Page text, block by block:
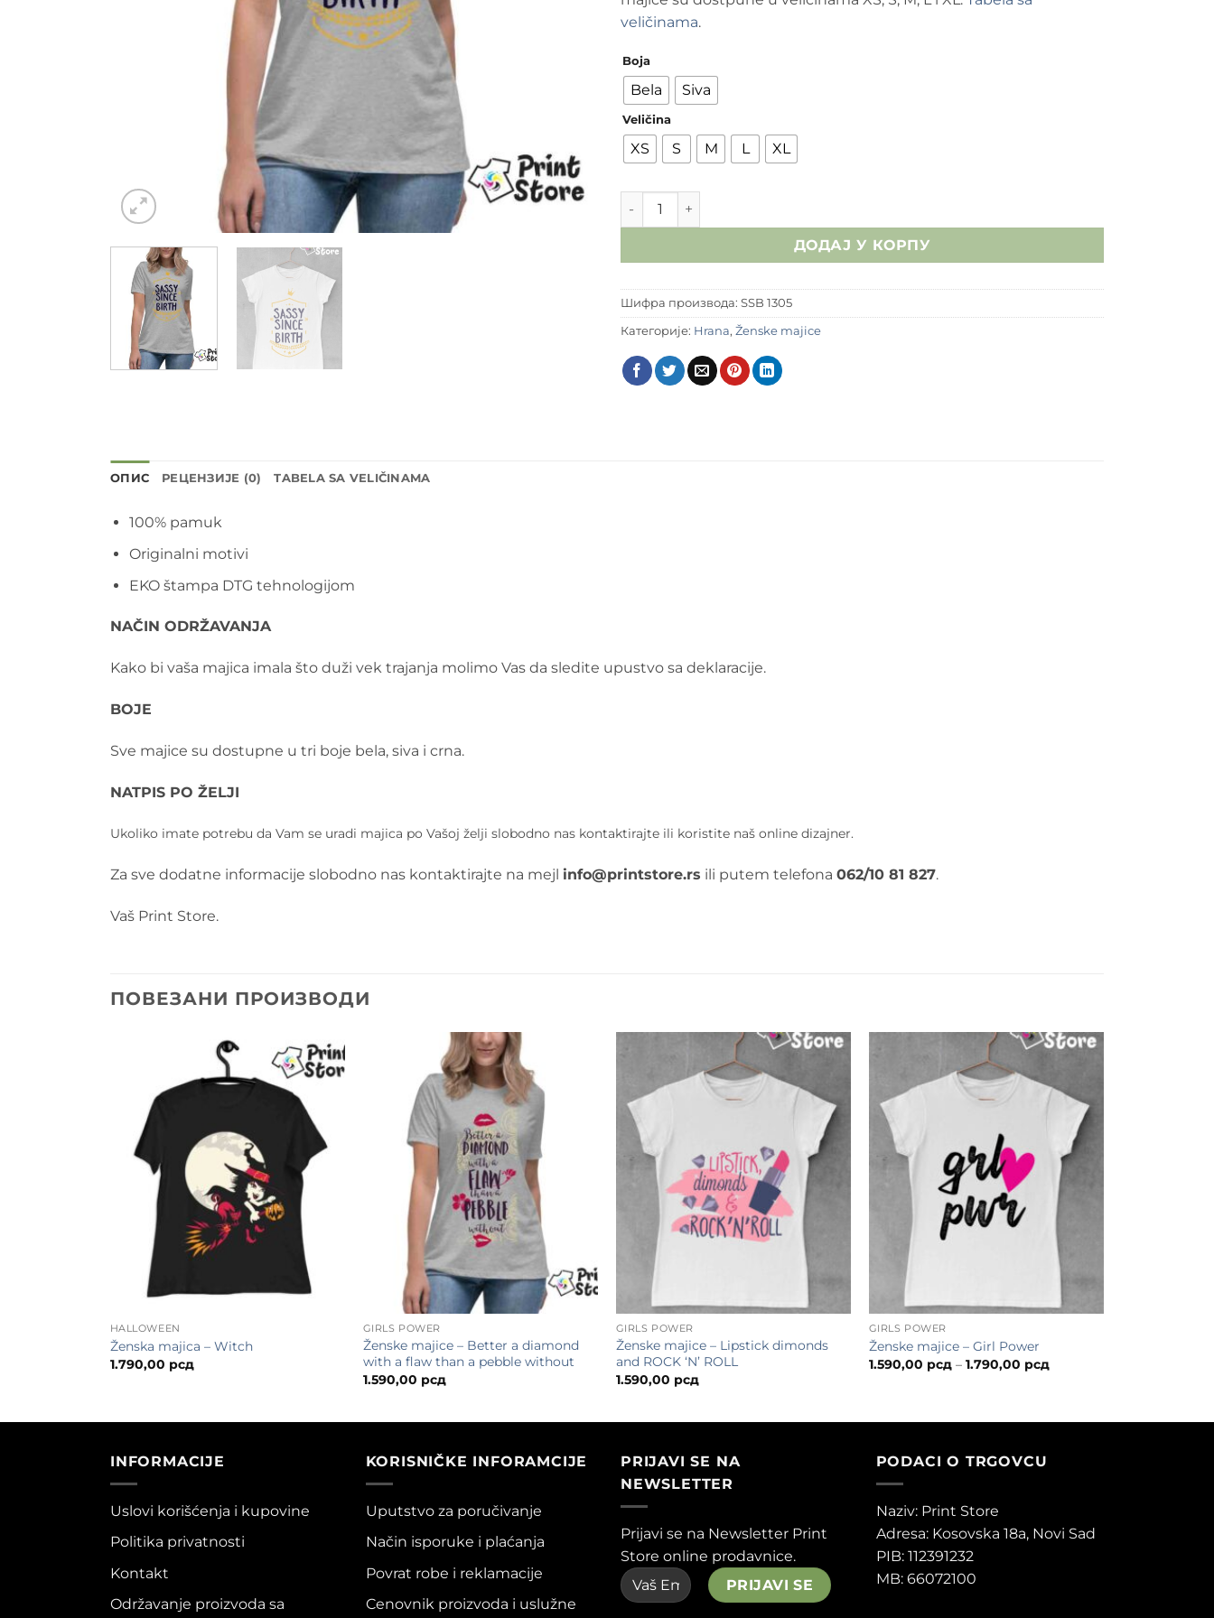
veličinama.
Boja
Bela Siva
Veličina
XS S M L XL
Ženske majice - Sassy Since Bird количина
ДОДАЈ У КОРПУ
Шифра производа: SSB 1305
Категорије: Hrana, Ženske majice
ОПИС РЕЦЕНЗИЈЕ (0) TABELA SA VELIČINAMA
100% pamuk
Originalni motivi
EKO štampa DTG tehnologijom
NAČIN ODRŽAVANJA
Kako bi vaša majica imala što duži vek trajanja molimo Vas da sledite upustvo sa deklaracije.
BOJE
Sve majice su dostupne u tri boje bela, siva i crna.
NATPIS PO ŽELJI
Ukoliko imate potrebu da Vam se uradi majica po Vašoj želji slobodno nas kontaktirajte ili koristite naš online dizajner.
Za sve dodatne informacije slobodno nas kontaktirajte na mejl info@printstore.rs ili putem telefona 062/10 81 827.
Vaš Print Store.
ПОВЕЗАНИ ПРОИЗВОДИ
HALLOWEEN
Ženska majica – Witch
1.790,00 рсд
GIRLS POWER
Ženske majice – Better a diamond
with a flaw than a pebble without
1.590,00 рсд
GIRLS POWER
Ženske majice – Lipstick dimonds
and ROCK ‘N’ ROLL
1.590,00 рсд
GIRLS POWER
Ženske majice – Girl Power
1.590,00 рсд – 1.790,00 рсдРаспон
цена:
1.790,00 рсд
INFORMACIJE
Uslovi korišćenja i kupovine
Politika privatnosti
Kontakt
Održavanje proizvoda sa
KORISNIČKE INFORAMCIJE
Uputstvo za poručivanje
Način isporuke i plaćanja
Povrat robe i reklamacije
Cenovnik proizvoda i uslužne
PRIJAVI SE NA
NEWSLETTER
Prijavi se na Newsletter Print
Store online prodavnice.
PODACI O TRGOVCU
Naziv: Print Store
Adresa: Kosovska 18a, Novi Sad
PIB: 112391232
MB: 66072100